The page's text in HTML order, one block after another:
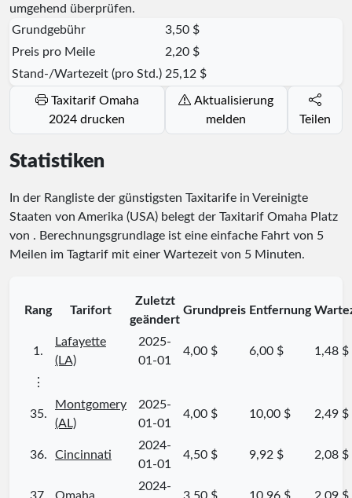
umgehend überprüfen.
Grundgebühr
3,50 $
Preis pro Meile
2,20 $
Stand-/Wartezeit (pro Std.) 25,12 $
Taxitarif Omaha
2024 drucken
Aktualisierung
melden
Teilen
Statistiken
In der Rangliste der günstigsten Taxitarife in Vereinigte
Staaten von Amerika (USA) belegt der Taxitarif Omaha Platz
von . Berechnungsgrundlage ist eine einfache Fahrt von 5
Meilen im Tagtarif mit einer Wartezeit von 5 Minuten.
Rang Tarifort
Zuletzt
geändert
Grundpreis Entfernung
1.
Lafayette
(LA)
2025-
01-01
4,00 $ 6,00 $ 1,48 $
⋮
35.
Montgomery
(AL)
2025-
01-01
4,00 $ 10,00 $ 2,49 $
36. Cincinnati
2024-
01-01
4,50 $ 9,92 $ 2,08 $
37. Omaha
2024-
3,50 $ 10,96 $ 2,09 $